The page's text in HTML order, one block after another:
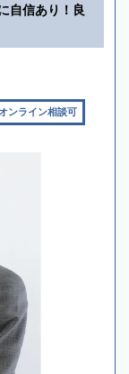
自信あり！良
オンライン相談可